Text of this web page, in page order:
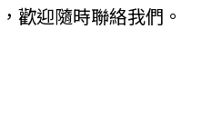
歡迎隨時聯絡我們。